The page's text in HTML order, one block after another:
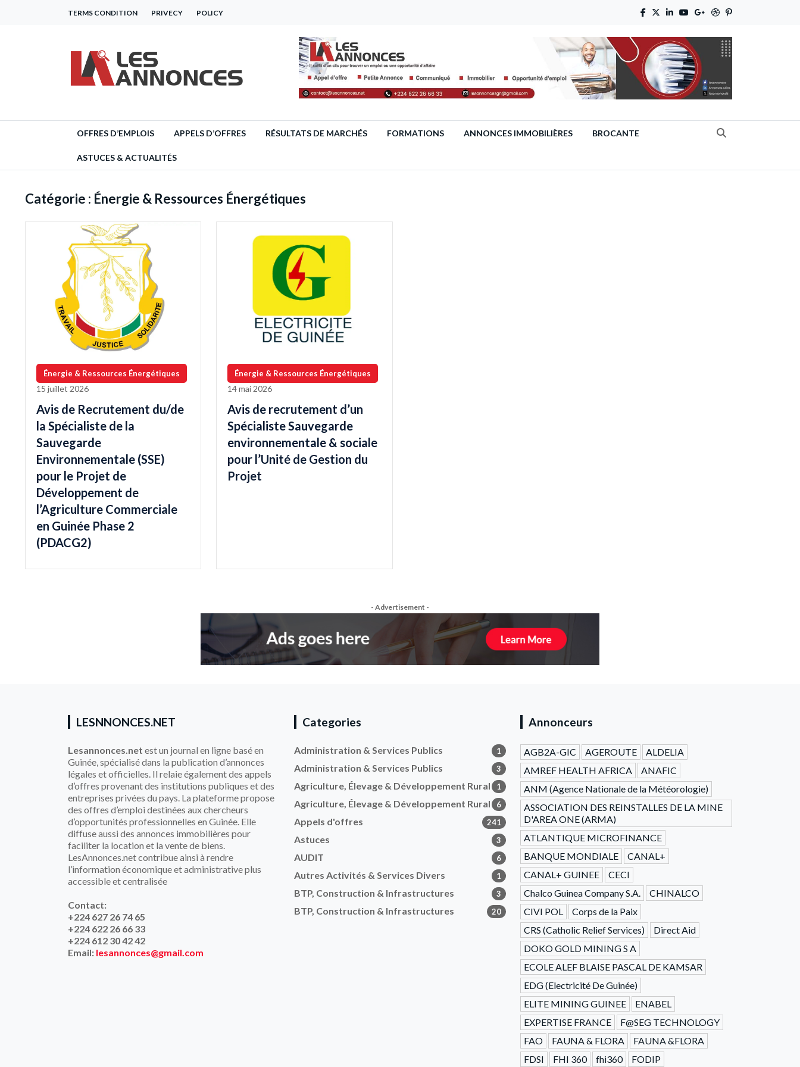
TERMS CONDITION PRIVECY POLICY
OFFRES D’EMPLOIS APPELS D’OFFRES RÉSULTATS DE MARCHÉS FORMATIONS ANNONCES IMMOBILIÈRES BROCANTE
ASTUCES & ACTUALITÉS
Catégorie : Énergie & Ressources Énergétiques
Énergie & Ressources Énergétiques
15 juillet 2026
Avis de Recrutement du/de
la Spécialiste de la
Sauvegarde
Environnementale (SSE)
pour le Projet de
Développement de
l’Agriculture Commerciale
en Guinée Phase 2
(PDACG2)
Énergie & Ressources Énergétiques
14 mai 2026
Avis de recrutement d’un
Spécialiste Sauvegarde
environnementale & sociale
pour l’Unité de Gestion du
Projet
- Advertisement -
LESNNONCES.NET
Lesannonces.net est un journal en ligne basé en
Guinée, spécialisé dans la publication d’annonces
légales et officielles. Il relaie également des appels
d’offres provenant des institutions publiques et des
entreprises privées du pays. La plateforme propose
des offres d’emploi destinées aux chercheurs
d’opportunités professionnelles en Guinée. Elle
diffuse aussi des annonces immobilières pour
faciliter la location et la vente de biens.
LesAnnonces.net contribue ainsi à rendre
l’information économique et administrative plus
accessible et centralisée
Contact:
+224 627 26 74 65
+224 622 26 66 33
+224 612 30 42 42
Email: lesannonces@gmail.com
Categories
Administration & Services Publics 1
Administration & Services Publics 3
Agriculture, Élevage & Développement Rural 1
Agriculture, Élevage & Développement Rural 6
Appels d'offres 241
Astuces 3
AUDIT 6
Autres Activités & Services Divers 1
BTP, Construction & Infrastructures 3
BTP, Construction & Infrastructures 20
Annonceurs
AGB2A-GIC AGEROUTE
ALDELIA
AMREF HEALTH AFRICA
ANAFIC
ANM (Agence Nationale de la Météorologie)
ASSOCIATION DES REINSTALLES DE LA MINE
D'AREA ONE (ARMA)
ATLANTIQUE MICROFINANCE
BANQUE MONDIALE
CANAL+
CANAL+ GUINEE
CECI
Chalco Guinea Company S.A.
CHINALCO
CIVI POL
Corps de la Paix
CRS (Catholic Relief Services)
Direct Aid
DOKO GOLD MINING S A
ECOLE ALEF BLAISE PASCAL DE KAMSAR
EDG (Electricité De Guinée)
ELITE MINING GUINEE
ENABEL
EXPERTISE FRANCE
F@SEG TECHNOLOGY
FAO
FAUNA & FLORA
FAUNA &FLORA
FDSI
FHI 360 fhi360 FODIP